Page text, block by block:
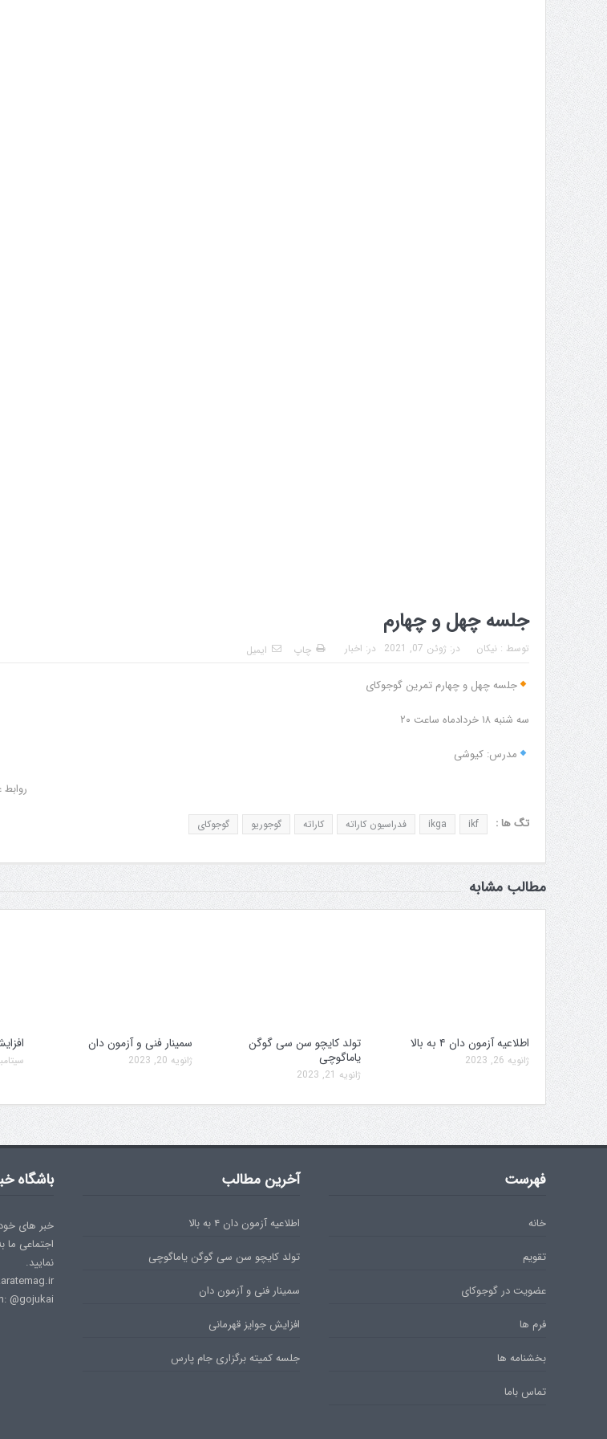
جلسه چهل و چهارم
توسط :نیکان در: ژوئن 07, 2021 در: اخبار چاپ ایمیل
جلسه چهل و چهارم تمرین گوجوکای
سه شنبه ۱۸ خردادماه ساعت ۲۰
مدرس: کیوشی
تگ ها : ikf
ikga فدراسیون کاراته کاراته گوجوریو گوجوکای
مطالب مشابه
اطلاعیه آزمون دان ۴ به بالا
ژانویه 26, 2023
تولد کایچو سن سی گوگن
یاماگوچی
ژانویه 21, 2023
سمینار فنی و آزمون دان
ژانویه 20, 2023 سپتامبر 07, سمینار فنی و آزمون دان افزایش جوایز قهرمانی جلسه کمیته برگزاری جام پارس
فهرست
خانه
تقویم
عضویت در گوجوکای
فرم ها
بخشنامه ها
تماس باما
آخرین مطالب
اطلاعیه آزمون دان ۴ به بالا
تولد کایچو سن سی گوگن یاماگوچی
سمینار فنی و آزمون دان
افزایش جوایز قهرمانی
جلسه کمیته برگزاری جام پارس
باشگاه
خبر های
اجتماعی ما
نمایید.
@gojukai